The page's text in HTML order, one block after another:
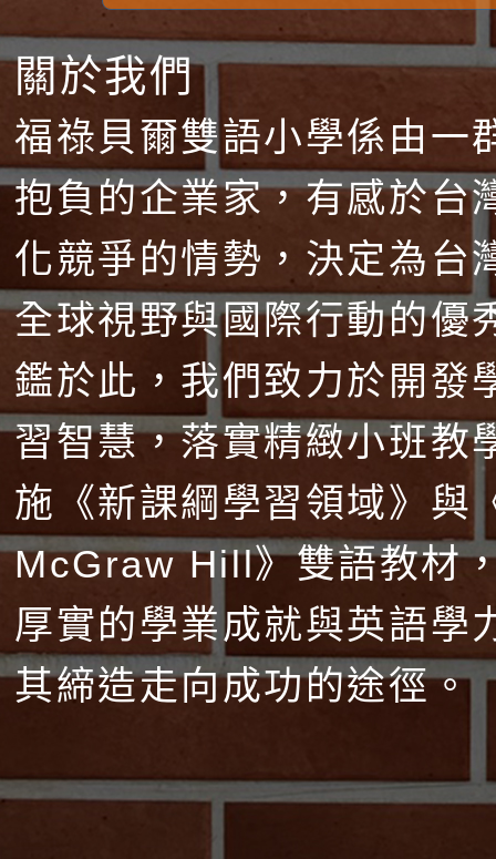
關於我們
福祿貝爾雙語小學係由一
抱負的企業家，有感於台
化競爭的情勢，決定為台
全球視野與國際行動的優
鑑於此，我們致力於開發
習智慧，落實精緻小班教
施《新課綱學習領域》與
McGraw Hill》雙語教材
厚實的學業成就與英語學
其締造走向成功的途徑。